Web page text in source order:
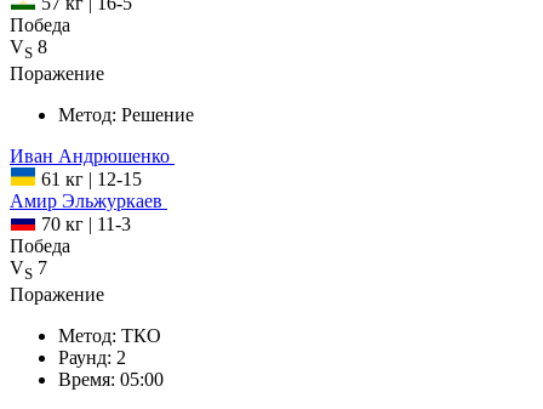
Победа
VS 8
Поражение
Метод: Решение
Иван Андрюшенко
61 кг | 12-15
Амир Эльжуркаев
70 кг | 11-3
Победа
VS 7
Поражение
Метод: ТКО
Раунд: 2
Время: 05:00